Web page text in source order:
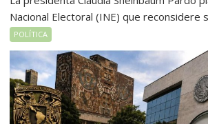
Nacional Electoral (INE) que reconsidere
POLÍTICA